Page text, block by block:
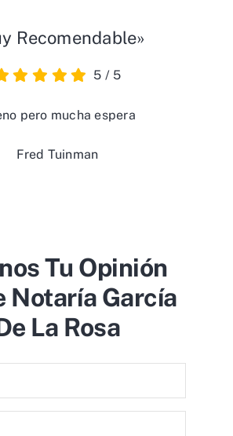
Recomendable»
5 / 5
pero mucha espera
Fred Tuinman
Tu Opinión
Notaría García
La Rosa